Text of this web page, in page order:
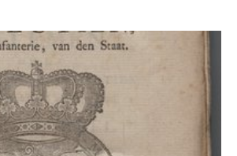
1914) (4)